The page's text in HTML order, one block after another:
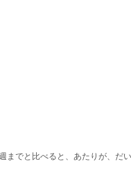
でと比べると、あたりが、だ